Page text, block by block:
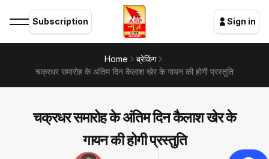
Subscription Sign in
Home
ब्रेकिंग
चक्रधर समारोह के अंतिम दिन कैलाश खेर के गायन की होगी प्रस्तुति
चक्रधर समारोह के अंतिम दिन कैलाश खेर के
गायन की होगी प्रस्तुति